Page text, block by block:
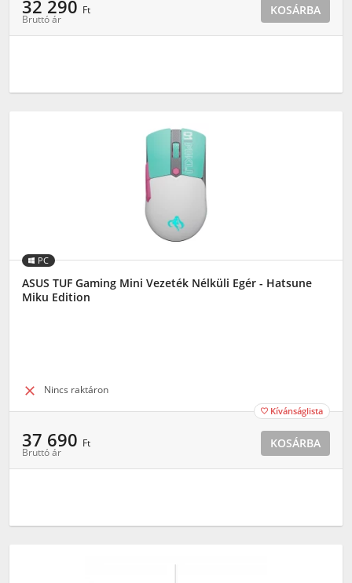
32 290 Ft
Bruttó ár
KOSÁRBA
PC
ASUS TUF Gaming Mini Vezeték Nélküli Egér - Hatsune
Miku Edition
 Nincs raktáron
 Kívánságlista
37 690 Ft
Bruttó ár
KOSÁRBA